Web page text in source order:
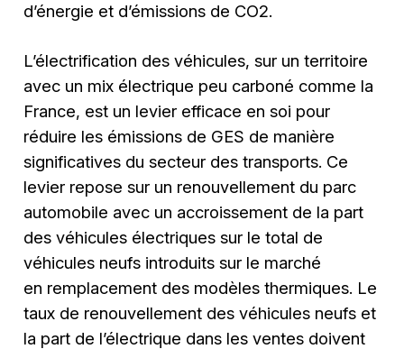
d’énergie et d’émissions de CO2.
L’électrification des véhicules, sur un territoire
avec un mix électrique peu carboné comme la
France, est un levier efficace en soi pour
réduire les émissions de GES de manière
significatives du secteur des transports. Ce
levier repose sur un renouvellement du parc
automobile avec un accroissement de la part
des véhicules électriques sur le total de
véhicules neufs introduits sur le marché
en remplacement des modèles thermiques. Le
taux de renouvellement des véhicules neufs et
la part de l’électrique dans les ventes doivent